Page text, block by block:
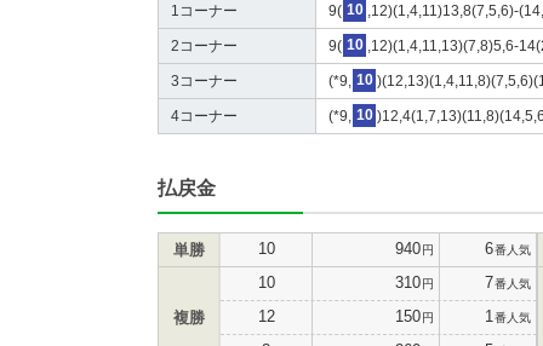
1コーナー 9( 10 ,12)(1,4,11)13,8(7,5,6)-
2コーナー 9( 10 ,12)(1,4,11,13)(7,8)5,6-
3コーナー (*9, 10
4コーナー (*9, 10
払戻金
単勝 10 940円 6番人気
複勝
10 310円 7番人気
12 150円 1 番人気